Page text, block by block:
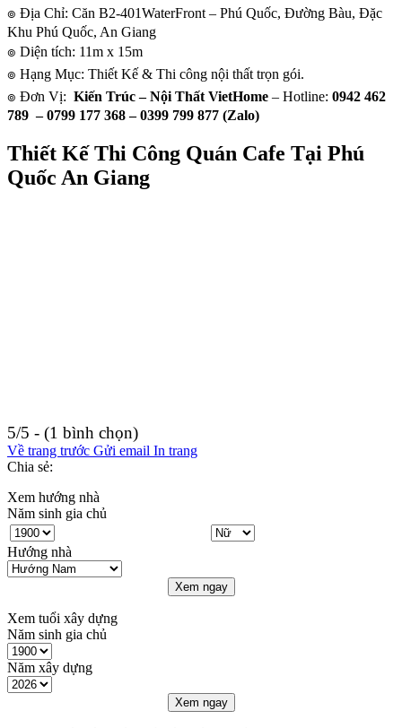
๏ Địa Chỉ: Căn B2-401WaterFront – Phú Quốc, Đường Bàu, Đặc
Khu Phú Quốc, An Giang
๏ Diện tích: 11m x 15m
๏ Hạng Mục: Thiết Kế & Thi công nội thất trọn gói.
๏ Đơn Vị: Kiến Trúc – Nội Thất VietHome – Hotline: 0942 462
789 – 0799 177 368 – 0399 799 877 (Zalo)
Thiết Kế Thi Công Quán Cafe Tại Phú
Quốc An Giang
5/5 - (1 bình chọn)
Về trang trước Gửi email In trang
Chia sẻ:
Xem hướng nhà
Năm sinh gia chủ
Hướng nhà
Xem ngay
Xem tuổi xây dựng
Năm sinh gia chủ
Năm xây dựng
Xem ngay